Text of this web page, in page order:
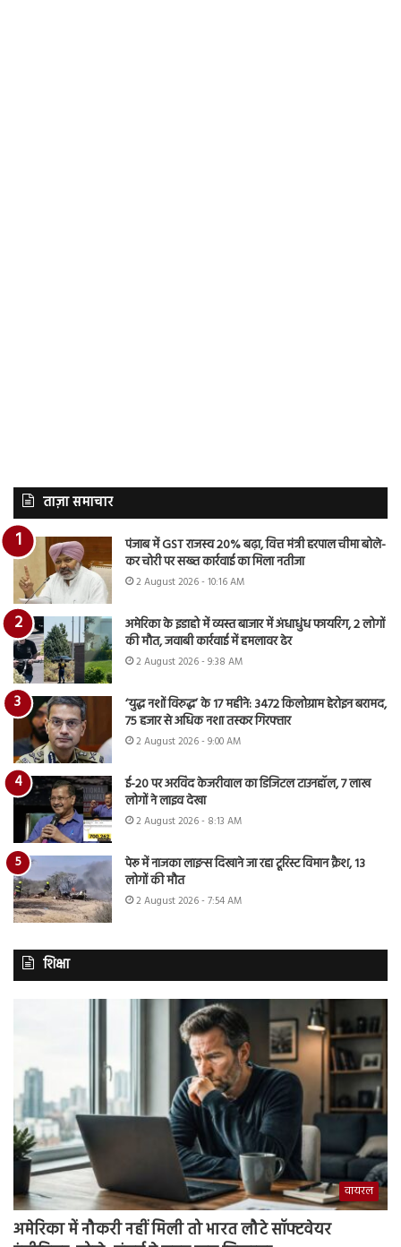
ताज़ा समाचार
पंजाब में GST राजस्व 20% बढ़ा, वित्त मंत्री हरपाल चीमा बोले-
कर चोरी पर सख्त कार्रवाई का मिला नतीजा
2 August 2026 - 10:16 AM
अमेरिका के इडाहो में व्यस्त बाजार में अंधाधुंध फायरिंग, 2 लोगों
की मौत, जवाबी कार्रवाई में हमलावर ढेर
2 August 2026 - 9:38 AM
‘युद्ध नशों विरुद्ध’ के 17 महीने: 3472 किलोग्राम हेरोइन बरामद,
75 हजार से अधिक नशा तस्कर गिरफ्तार
2 August 2026 - 9:00 AM
ई-20 पर अरविंद केजरीवाल का डिजिटल टाउनहॉल, 7 लाख
लोगों ने लाइव देखा
2 August 2026 - 8:13 AM
पेरू में नाजका लाइन्स दिखाने जा रहा टूरिस्ट विमान क्रैश, 13
लोगों की मौत
2 August 2026 - 7:54 AM
शिक्षा
वायरल
अमेरिका में नौकरी नहीं मिली तो भारत लौटे सॉफ्टवेयर